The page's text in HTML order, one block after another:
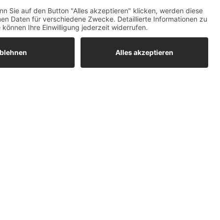
Immer wieder samstags, bringen wir Dir
Bitte keine Sprachanrufe!
Wakebeach 257
Online